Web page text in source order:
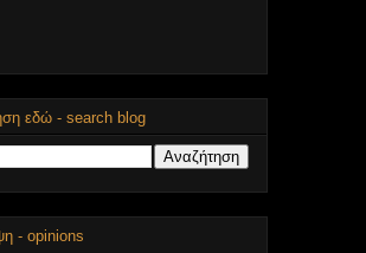
εδώ - search blog
- opinions